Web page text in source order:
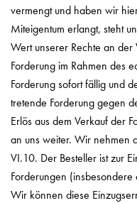
vermengt und haben wir
Miteigentum erlangt, steht
Wert unserer Rechte an
Forderung im Rahmen des
Forderung sofort fällig und
tretende Forderung gegen
Erlös aus dem Verkauf der
an uns weiter. Wir nehmen
VI.10. Der Besteller ist zur
Forderungen
Wir können diese